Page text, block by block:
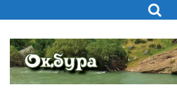
to
content